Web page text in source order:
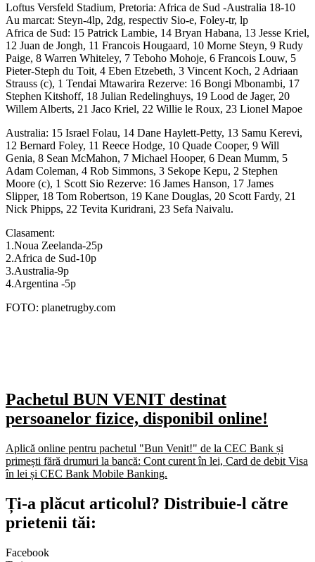
Loftus Versfeld Stadium, Pretoria: Africa de Sud -Australia 18-10
Au marcat: Steyn-4lp, 2dg, respectiv Sio-e, Foley-tr, lp
Africa de Sud: 15 Patrick Lambie, 14 Bryan Habana, 13 Jesse Kriel,
12 Juan de Jongh, 11 Francois Hougaard, 10 Morne Steyn, 9 Rudy
Paige, 8 Warren Whiteley, 7 Teboho Mohoje, 6 Francois Louw, 5
Pieter-Steph du Toit, 4 Eben Etzebeth, 3 Vincent Koch, 2 Adriaan
Strauss (c), 1 Tendai Mtawarira Rezerve: 16 Bongi Mbonambi, 17
Stephen Kitshoff, 18 Julian Redelinghuys, 19 Lood de Jager, 20
Willem Alberts, 21 Jaco Kriel, 22 Willie le Roux, 23 Lionel Mapoe
Australia: 15 Israel Folau, 14 Dane Haylett-Petty, 13 Samu Kerevi,
12 Bernard Foley, 11 Reece Hodge, 10 Quade Cooper, 9 Will
Genia, 8 Sean McMahon, 7 Michael Hooper, 6 Dean Mumm, 5
Adam Coleman, 4 Rob Simmons, 3 Sekope Kepu, 2 Stephen
Moore (c), 1 Scott Sio Rezerve: 16 James Hanson, 17 James
Slipper, 18 Tom Robertson, 19 Kane Douglas, 20 Scott Fardy, 21
Nick Phipps, 22 Tevita Kuridrani, 23 Sefa Naivalu.
Clasament:
1.Noua Zeelanda-25p
2.Africa de Sud-10p
3.Australia-9p
4.Argentina -5p
FOTO: planetrugby.com
Pachetul BUN VENIT destinat
persoanelor fizice, disponibil online!
Aplică online pentru pachetul "Bun Venit!" de la CEC Bank și
primești fără drumuri la bancă: Cont curent în lei, Card de debit Visa
în lei și CEC Bank Mobile Banking.​
Ți-a plăcut articolul? Distribuie-l către
prietenii tăi:
Facebook